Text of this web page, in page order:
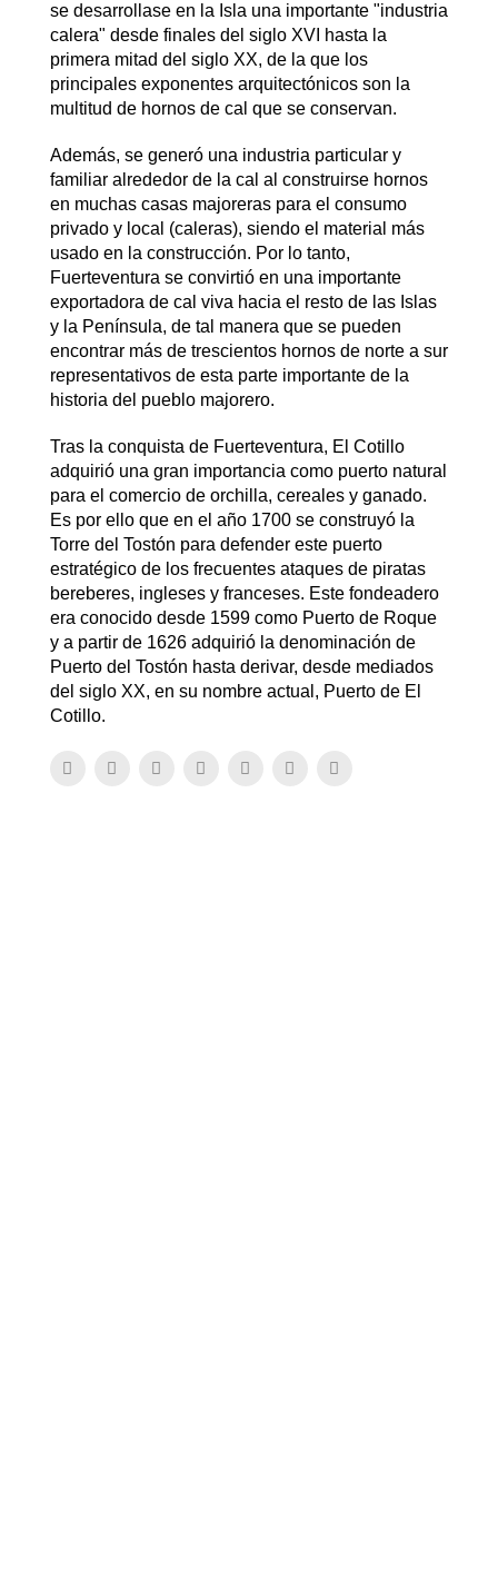
se desarrollase en la Isla una importante "industria
calera" desde finales del siglo XVI hasta la
primera mitad del siglo XX, de la que los
principales exponentes arquitectónicos son la
multitud de hornos de cal que se conservan.
Además, se generó una industria particular y
familiar alrededor de la cal al construirse hornos
en muchas casas majoreras para el consumo
privado y local (caleras), siendo el material más
usado en la construcción. Por lo tanto,
Fuerteventura se convirtió en una importante
exportadora de cal viva hacia el resto de las Islas
y la Península, de tal manera que se pueden
encontrar más de trescientos hornos de norte a sur
representativos de esta parte importante de la
historia del pueblo majorero.
Tras la conquista de Fuerteventura, El Cotillo
adquirió una gran importancia como puerto natural
para el comercio de orchilla, cereales y ganado.
Es por ello que en el año 1700 se construyó la
Torre del Tostón para defender este puerto
estratégico de los frecuentes ataques de piratas
bereberes, ingleses y franceses. Este fondeadero
era conocido desde 1599 como Puerto de Roque
y a partir de 1626 adquirió la denominación de
Puerto del Tostón hasta derivar, desde mediados
del siglo XX, en su nombre actual, Puerto de El
Cotillo.